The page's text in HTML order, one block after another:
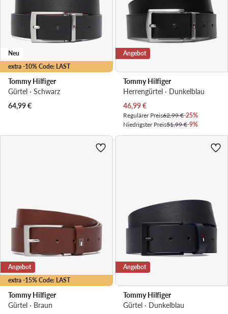
extra -10% Code: LAST
Neu
Tommy Hilfiger
Gürtel · Schwarz
64,99€
Angebot
Tommy Hilfiger
Herrengürtel · Dunkelblau
Aktueller Preis
46,99€
Regulärer Preis62,99 €-25%
Niedrigster Preis51,99 €-9%
extra -15% Code: LAST
Angebot
Tommy Hilfiger
Gürtel · Braun
Angebot
Tommy Hilfiger
Gürtel · Dunkelblau